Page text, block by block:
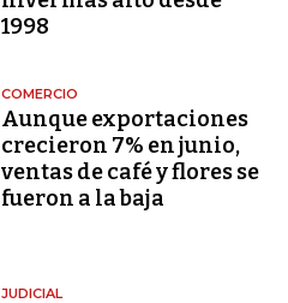
1998
COMERCIO
Aunque exportaciones
crecieron 7% en junio,
ventas de café y flores se
fueron a la baja
JUDICIAL